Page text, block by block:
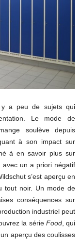
y a peu de sujets qui
Le mode de
soulève depuis
à son impact sur
à en savoir plus sur
avec un a priori négatif
s’est aperçu en
tout noir. Un mode de
conséquences sur
industriel peut
la série Food, qui
aperçu des coulisses